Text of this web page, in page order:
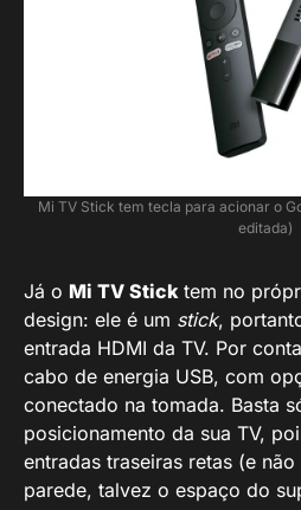
Mi TV Stick tem tecla para acionar o
editada)
Já o Mi TV Sticktem no
design: ele é um stick,
entrada HDMI da TV. Por
cabo de energia USB, com
conectado na tomada. Basta
posicionamento da sua TV,
entradas traseiras retas (e
parede, talvez o espaço do